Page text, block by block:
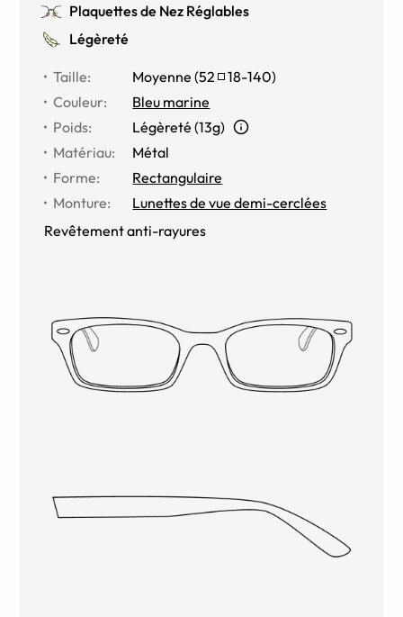
Plaquettes de Nez Réglables
Légèreté
Taille: Moyenne (52 18-140)
Couleur:
Bleu marine
Poids:
Légèreté (13g)
Matériau:
Métal
Forme:
Rectangulaire
Monture:
Lunettes de vue demi-cerclées
Revêtement anti-rayures